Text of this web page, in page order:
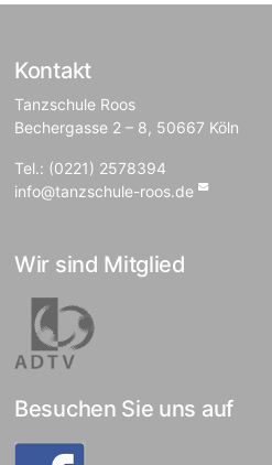
Kontakt
Tanzschule Roos
Bechergasse 2 – 8, 50667 Köln
Tel.: (0221) 2578394
info@tanzschule-roos.de
Wir sind Mitglied
Besuchen Sie uns auf